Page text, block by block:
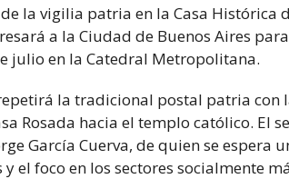
la vigilia patria en la Casa Histórica
a la Ciudad de Buenos Aires
julio en la Catedral Metropolitana.
la tradicional postal patria con
Rosada hacia el templo católico. El
García Cuerva, de quien se espera
el foco en los sectores socialmente